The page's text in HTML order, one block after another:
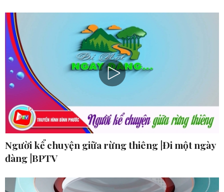
Người kể chuyện giữa rừng thiêng |Đi một ngày
đàng |BPTV